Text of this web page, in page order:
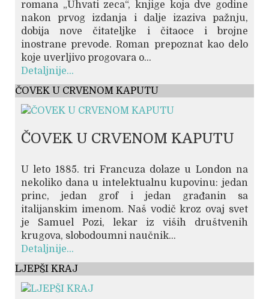
romana „Uhvati zeca“, knjige koja dve godine
nakon prvog izdanja i dalje izaziva pažnju,
dobija nove čitateljke i čitaoce i brojne
inostrane prevode. Roman prepoznat kao delo
koje uverljivo progovara o...
Detaljnije...
ČOVEK U CRVENOM KAPUTU
ČOVEK U CRVENOM KAPUTU
U leto 1885. tri Francuza dolaze u London na
nekoliko dana u intelektualnu kupovinu: jedan
princ, jedan grof i jedan građanin sa
italijanskim imenom. Naš vodič kroz ovaj svet
je Samuel Pozi, lekar iz viših društvenih
krugova, slobodoumni naučnik...
Detaljnije...
LJEPŠI KRAJ